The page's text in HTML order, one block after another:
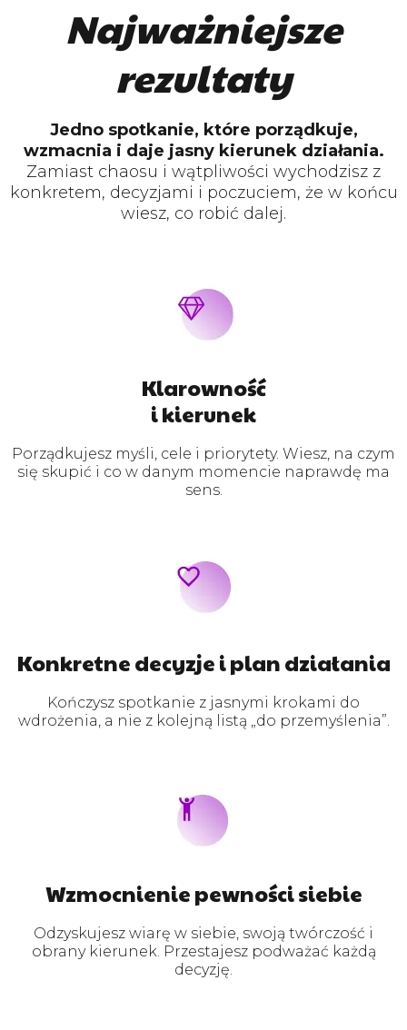
Najważniejsze
rezultaty
Jedno spotkanie, które porządkuje,
wzmacnia i daje jasny kierunek działania.
Zamiast chaosu i wątpliwości wychodzisz z
konkretem, decyzjami i poczuciem, że w końcu
wiesz, co robić dalej.
Klarowność
i kierunek
Porządkujesz myśli, cele i priorytety. Wiesz, na czym
się skupić i co w danym momencie naprawdę ma
sens.
Konkretne decyzje i plan działania
Kończysz spotkanie z jasnymi krokami do
wdrożenia, a nie z kolejną listą „do przemyślenia”.
Wzmocnienie pewności siebie
Odzyskujesz wiarę w siebie, swoją twórczość i
obrany kierunek. Przestajesz podważać każdą
decyzję.